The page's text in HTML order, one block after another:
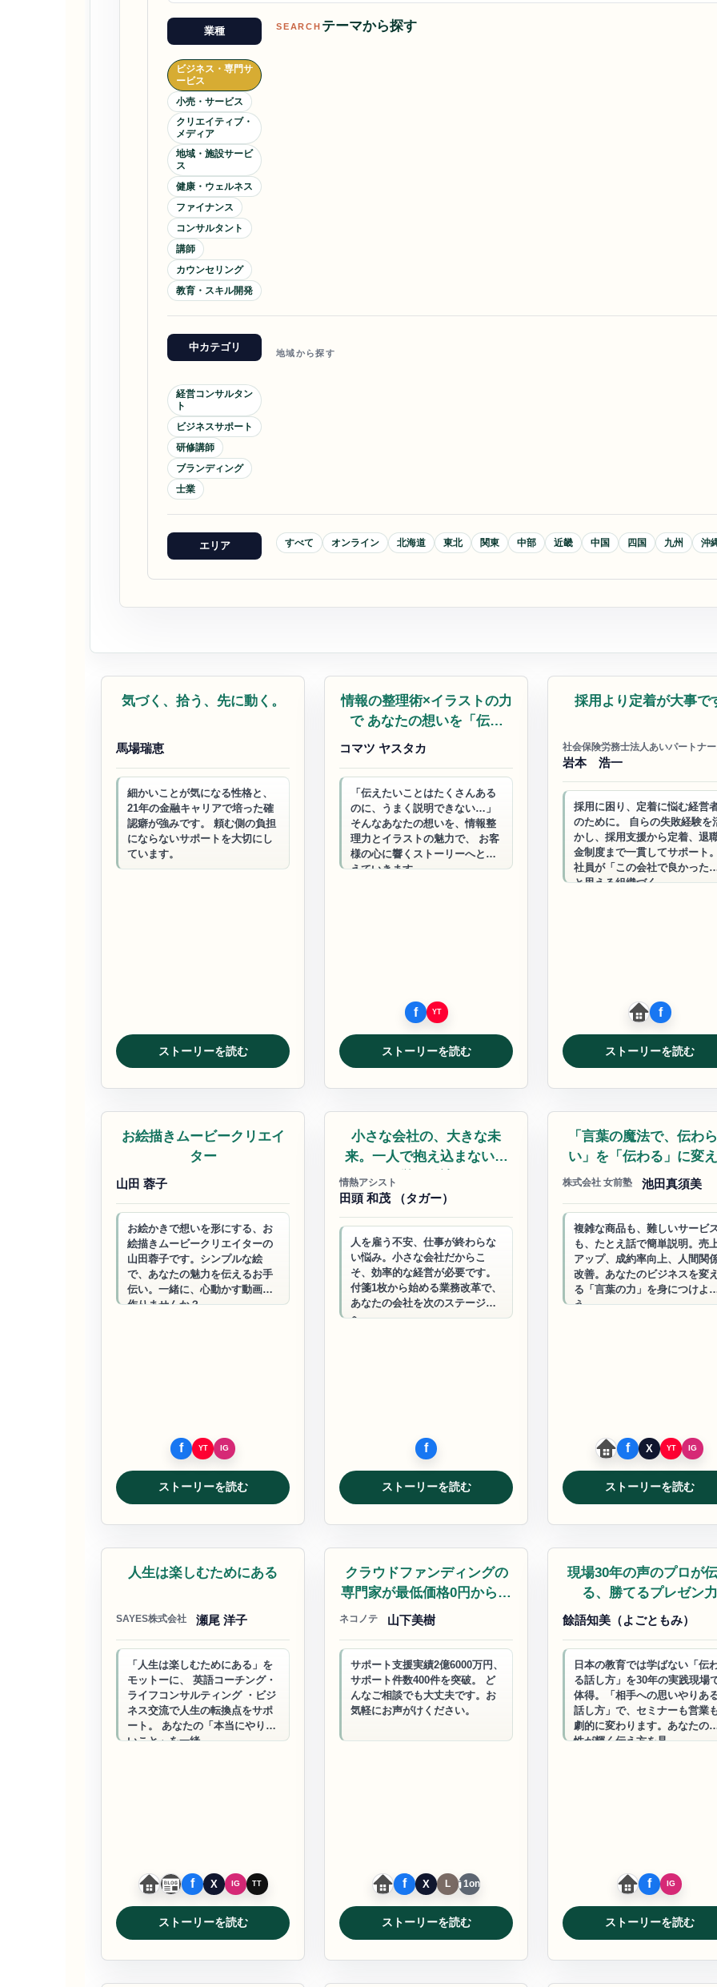
業種 SEARCH テーマから探す
ビジネス・専門サ
ービス
小売・サービス
クリエイティブ・
メディア
地域・施設サービ
ス
健康・ウェルネス
ファイナンス
コンサルタント
講師
カウンセリング
教育・スキル開発
中カテゴリ 地域から探す
経営コンサルタン
ト
ビジネスサポート
研修講師
ブランディング
士業
エリア すべて オンライン 北海道 東北 関東 中部 近畿 中国 四国 九州 沖
ビジネスサポート
気づく、拾う、先に動く。
馬場瑞恵
細かいことが気になる性格と、
21年の金融キャリアで培った確
認癖が強みです。 頼む側の負担
にならないサポートを大切にし
ています。
ストーリーを読む
お絵かきムービー
情報の整理術×イラストの力
で あなたの想いを「伝わ
る」にする
コマツ ヤスタカ
「伝えたいことはたくさんある
のに、うまく説明できない…」
そんなあなたの想いを、情報整
理力とイラストの魅力で、 お客
様の心に響くストーリーへと変
えていきます。
ストーリーを読む
社労士
採用より定着が大事で
社会保険労務士法人あいパートナ
岩本 浩一
採用に困り、定着に悩む経営
のために。 自らの失敗経験を
かし、採用支援から定着、退
金制度まで一貫してサポート
社員が「この会社で良かった
と思える組織づく…
ストーリーを読む
お絵かきムービー
お絵描きムービークリエイ
ター
山田 蓉子
お絵かきで想いを形にする、お
絵描きムービークリエイターの
山田蓉子です。シンプルな絵
で、あなたの魅力を伝えるお手
伝い。一緒に、心動かす動画を
作りませんか？
ストーリーを読む
業務改善
小さな会社の、大きな未
来。一人で抱え込まない経
情熱アシスト
田頭 和茂 （タガー）
人を雇う不安、仕事が終わらな
い悩み。小さな会社だからこ
そ、効率的な経営が必要です。
付箋1枚から始める業務改革で、
あなたの会社を次のステージ
へ。
ストーリーを読む
ビジネスサポート
「言葉の魔法で、伝わ
い」を「伝わる」に変
株式会社 女前塾 池田真須美
複雑な商品も、難しいサービ
も、たとえ話で簡単説明。売
アップ、成約率向上、人間関
改善。あなたのビジネスを変
る「言葉の力」を身につけよ
う。
ストーリーを読む
研修講師
人生は楽しむためにある
SAYES株式会社 瀬尾 洋子
「人生は楽しむためにある」を
モットーに、 英語コーチング・
ライフコンサルティング ・ビジ
ネス交流で人生の転換点をサポ
ート。 あなたの「本当にやりた
いこと」を一緒…
ストーリーを読む
ビジネスサポート
クラウドファンディングの
専門家が最低価格0円からサ
ポート！
ネコノテ 山下美樹
サポート支援実績2億6000万円、
サポート件数400件を突破。 ど
んなご相談でも大丈夫です。お
気軽にお声がけください。
1on1
ストーリーを読む
ビジネスサポート
現場30年の声のプロが
る、勝てるプレゼン力
餘語知美（よごともみ）
日本の教育では学ばない「伝
る話し方」を30年の実践現場
体得。「相手への思いやりあ
話し方」で、セミナーも営業
劇的に変わります。あなたの
性が輝く伝え方を見…
ストーリーを読む
ビジネスサポート お絵かきムービー 補助金